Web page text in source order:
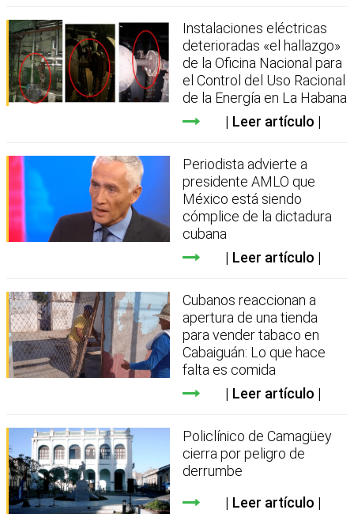
Instalaciones eléctricas
deterioradas «el hallazgo»
de la Oficina Nacional para
el Control del Uso Racional
de la Energía en La Habana
Leer artículo
Periodista advierte a
presidente AMLO que
México está siendo
cómplice de la dictadura
cubana
Leer artículo
Cubanos reaccionan a
apertura de una tienda
para vender tabaco en
Cabaiguán: Lo que hace
falta es comida
Leer artículo
Policlínico de Camagüey
cierra por peligro de
derrumbe
Leer artículo